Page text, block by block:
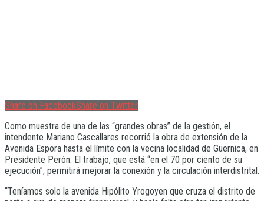
Share on FacebookShare on Twitter
Como muestra de una de las “grandes obras” de la gestión, el
intendente Mariano Cascallares recorrió la obra de extensión de la
Avenida Espora hasta el límite con la vecina localidad de Guernica, en
Presidente Perón. El trabajo, que está “en el 70 por ciento de su
ejecución”, permitirá mejorar la conexión y la circulación interdistrital.
“Teníamos solo la avenida Hipólito Yrogoyen que cruza el distrito de